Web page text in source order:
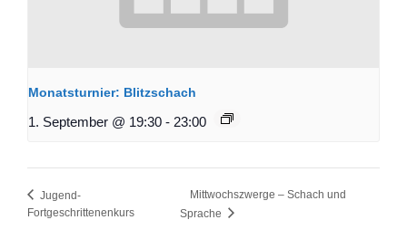
Monatsturnier: Blitzschach
1. September @ 19:30 - 23:00
Jugend-
Fortgeschrittenenkurs
Mittwochszwerge – Schach und
Sprache